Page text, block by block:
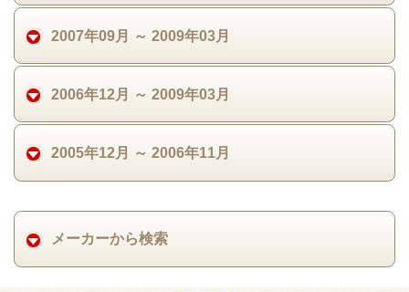
2007年09月 ～ 2009年03月
2006年12月 ～ 2009年03月
2005年12月 ～ 2006年11月
メーカーから検索